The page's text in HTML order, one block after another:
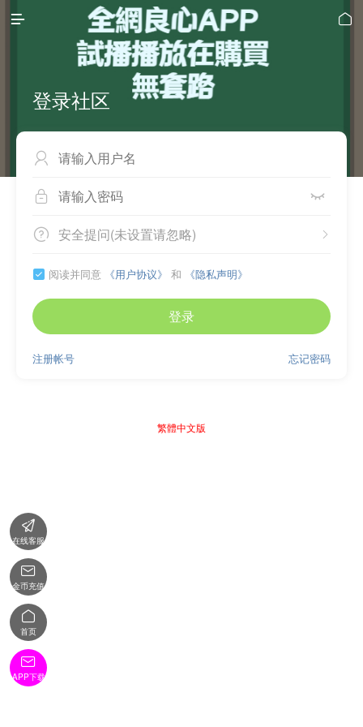
 
登录社区

 
 
安全提问(未设置请忽略)
 阅读并同意 《用户协议》 和 《隐私声明》
登录
忘记密码
注册帐号
繁體中文版

在线客服

金币充值

首页

APP下载